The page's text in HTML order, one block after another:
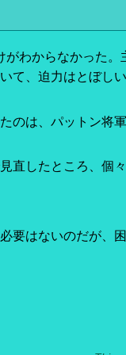
わからなかった。
て、迫力はとぼし
は、パットン将
したところ、個
はないのだが、